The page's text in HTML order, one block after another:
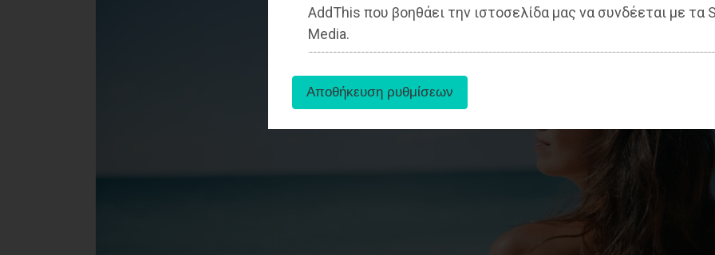
AddThis που βοηθάει την ιστοσελίδα μας να συνδέεται με τα
Media.